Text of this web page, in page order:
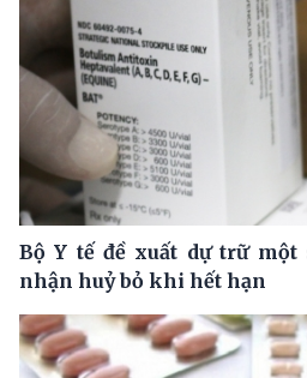
Bộ Y tế đề xuất dự trữ một
nhận huỷ bỏ khi hết hạn